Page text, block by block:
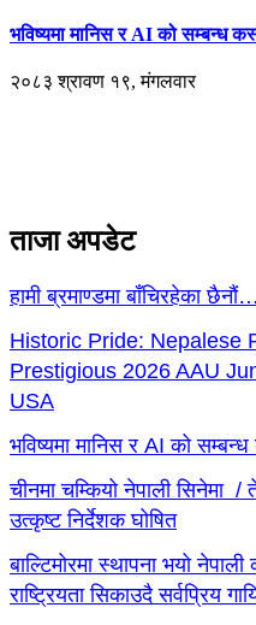
भविष्यमा मानिस र AI को सम्बन्ध
२०८३ श्रावण १९, मंगलवार
ताजा अपडेट
हामी ब्रमाण्डमा बाँचिरहेका
Historic Pride: Nepalese
Prestigious 2026 AAU
USA
भविष्यमा मानिस र AI को
चीनमा चम्कियो नेपाली सिनेमा /
उत्कृष्ट निर्देशक घोषित
बाल्टिमोरमा स्थापना भयो
राष्ट्रियता सिकाउदै सर्वप्रिय